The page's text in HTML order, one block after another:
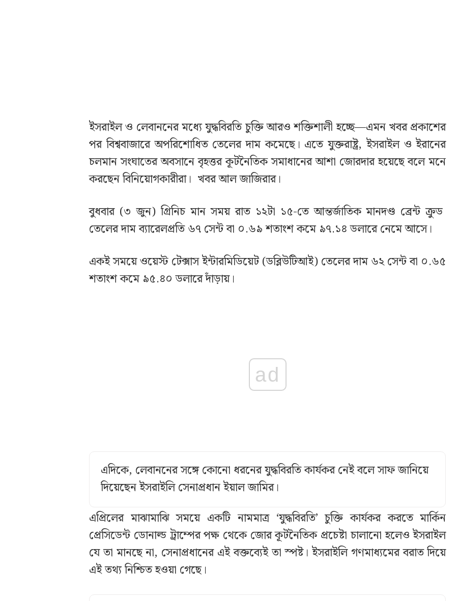
ইসরাইল ও লেবাননের মধ্যে যুদ্ধবিরতি চুক্তি আরও শক্তিশালী হচ্ছে—এমন খবর প্রকাশের
পর বিশ্ববাজারে অপরিশোধিত তেলের দাম কমেছে। এতে যুক্তরাষ্ট্র, ইসরাইল ও ইরানের
চলমান সংঘাতের অবসানে বৃহত্তর কূটনৈতিক সমাধানের আশা জোরদার হয়েছে বলে মনে
করছেন বিনিয়োগকারীরা। খবর আল জাজিরার।
বুধবার (৩ জুন) গ্রিনিচ মান সময় রাত ১২টা ১৫-তে আন্তর্জাতিক মানদণ্ড ব্রেন্ট ক্রুড
তেলের দাম ব্যারেলপ্রতি ৬৭ সেন্ট বা ০.৬৯ শতাংশ কমে ৯৭.১৪ ডলারে নেমে আসে।
একই সময়ে ওয়েস্ট টেক্সাস ইন্টারমিডিয়েট (ডব্লিউটিআই) তেলের দাম ৬২ সেন্ট বা ০.৬৫
শতাংশ কমে ৯৫.৪০ ডলারে দাঁড়ায়।
ad
এদিকে, লেবাননের সঙ্গে কোনো ধরনের যুদ্ধবিরতি কার্যকর নেই বলে সাফ জানিয়ে
দিয়েছেন ইসরাইলি সেনাপ্রধান ইয়াল জামির।
এপ্রিলের মাঝামাঝি সময়ে একটি নামমাত্র ‘যুদ্ধবিরতি’ চুক্তি কার্যকর করতে মার্কিন
প্রেসিডেন্ট ডোনাল্ড ট্রাম্পের পক্ষ থেকে জোর কূটনৈতিক প্রচেষ্টা চালানো হলেও ইসরাইল
যে তা মানছে না, সেনাপ্রধানের এই বক্তব্যেই তা স্পষ্ট। ইসরাইলি গণমাধ্যমের বরাত দিয়ে
এই তথ্য নিশ্চিত হওয়া গেছে।